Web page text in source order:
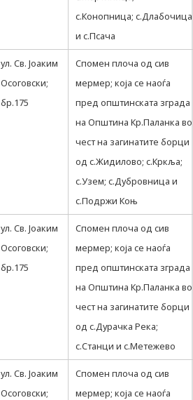
с.Конопница; с.Длабочица
и с.Псача
ул. Св. Јоаким
Осоговски;
бр.175
Спомен плоча од сив
мермер; која се наоѓа
пред општинската зграда
на Општина Кр.Паланка во
чест на загинатите борци
од с.Жидилово; с.Кркља;
с.Узем; с.Дубровница и
с.Подржи Коњ
ул. Св. Јоаким
Осоговски;
бр.175
Спомен плоча од сив
мермер; која се наоѓа
пред општинската зграда
на Општина Кр.Паланка во
чест на загинатите борци
од с.Дурачка Река;
с.Станци и с.Метежево
ул. Св. Јоаким
Осоговски;
Спомен плоча од сив
мермер; која се наоѓа
што е на пример
пополнување на
апликација за
вработување
job“), при
враќање на
страница за
време на истата
сесија (користење
на „go back“
опција).
Statistics
In order for
improve
functionality
based on
how the
website is
used.